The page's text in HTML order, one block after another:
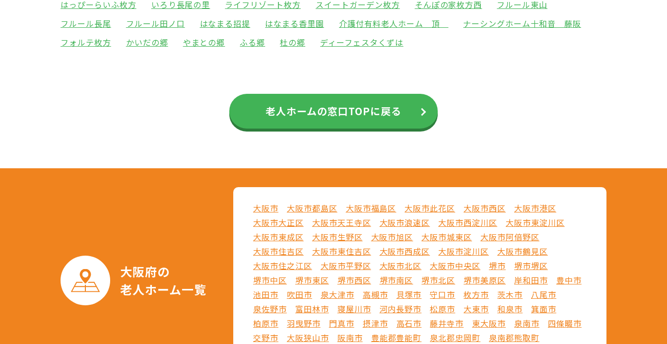
はっぴーらいふ枚方
いろり長尾の里 ライフリゾート枚方 スイートガーデン枚方 そんぽの家枚方西
フルール東山
フルール長尾
フルール田ノ口 はなまる招提 はなまる香里園 介護付有料老人ホーム 頂
ナーシングホーム十和音 藤阪
フォルテ枚方
かいだの郷 やまとの郷 ふる郷 杜の郷 ディーフェスタくずは
老人ホームの窓口TOPに戻る
大阪府の
老人ホーム一覧
大阪市 大阪市都島区 大阪市福島区 大阪市此花区 大阪市西区
大阪市港区
大阪市大正区
大阪市天王寺区 大阪市浪速区 大阪市西淀川区
大阪市東淀川区
大阪市東成区
大阪市生野区 大阪市旭区 大阪市城東区
大阪市阿倍野区
大阪市住吉区
大阪市東住吉区 大阪市西成区 大阪市淀川区
大阪市鶴見区
大阪市住之江区
大阪市平野区 大阪市北区 大阪市中央区 堺市
堺市堺区
堺市中区
堺市東区 堺市西区 堺市南区 堺市北区 堺市美原区 岸和田市
豊中市
池田市
吹田市 泉大津市 高槻市 貝塚市 守口市 枚方市 茨木市
八尾市
泉佐野市
富田林市 寝屋川市 河内長野市 松原市 大東市 和泉市
箕面市
柏原市
羽曳野市 門真市 摂津市 高石市 藤井寺市 東大阪市 泉南市
四條畷市
交野市
大阪狭山市 阪南市 豊能郡豊能町 泉北郡忠岡町
泉南郡熊取町